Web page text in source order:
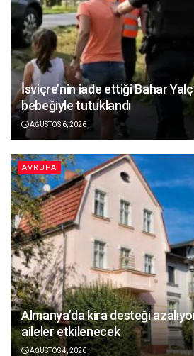
İsviçre’nin iade ettiği Bahar
bebeğiyle tutuklandı
AĞUSTOS 6, 2026
AVRUPA
Almanya’da kira desteği
aileler etkilenecek
AĞUSTOS 4, 2026